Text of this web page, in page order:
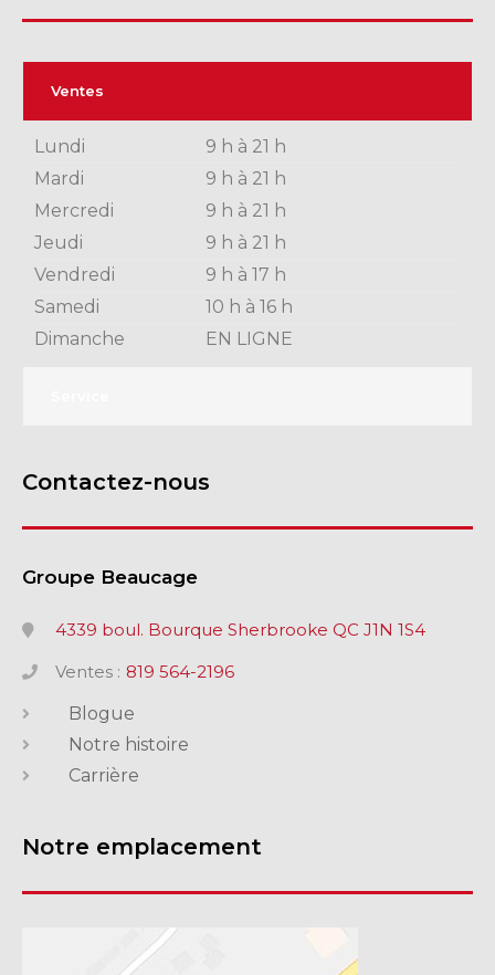
Ventes
Lundi
9 h à 21 h
Mardi
9 h à 21 h
Mercredi
9 h à 21 h
Jeudi
9 h à 21 h
Vendredi
9 h à 17 h
Samedi
10 h à 16 h
Dimanche
EN LIGNE
Contactez-nous
Groupe Beaucage
4339 boul. Bourque Sherbrooke QC J1N 1S4
Ventes : 819 564-2196
Blogue
Notre histoire
Carrière
Notre emplacement